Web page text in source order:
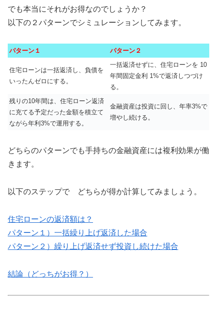
でも本当にそれがお得なのでしょうか？
以下の２パターンでシミュレーションしてみます。
パターン１ パターン２
住宅ローンは一括返済し、負債を
いったんゼロにする。
一括返済せずに、住宅ローンを 10
年間固定金利 1%で返済しつづけ
る。
残りの10年間は、住宅ローン返済
に充てる予定だった金額を積立て
ながら年利3%で運用する。
金融資産は投資に回し、年率3%で
増やし続ける。
どちらのパターンでも手持ちの金融資産には複利効果が働
きます。
以下のステップで どちらが得か計算してみましょう。
住宅ローンの返済額は？
パターン１）一括繰り上げ返済した場合
パターン２）繰り上げ返済せず投資し続けた場合
結論（どっちがお得？）